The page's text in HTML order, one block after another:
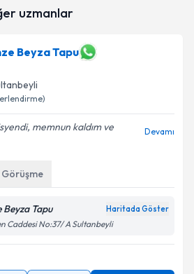
uzmanlar
Beyza Tapu
memnun kaldım ve
Devamı
Tapu Haritada Göster
Caddesi No:37/ A Sultanbeyli